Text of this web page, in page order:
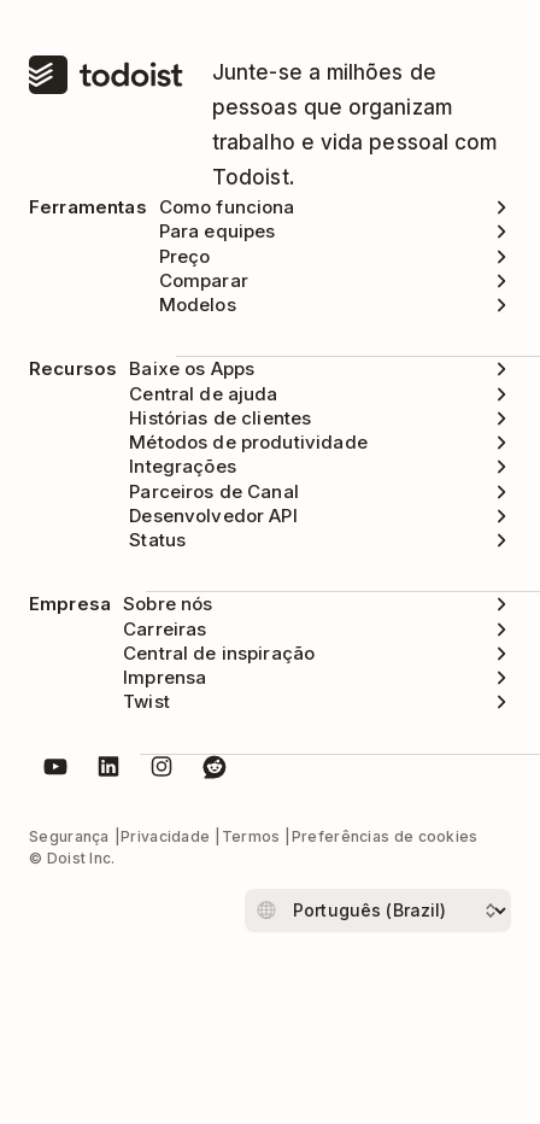
Junte-se a milhões de
pessoas que organizam
trabalho e vida pessoal com
Todoist.
Ferramentas
Como funciona
Para equipes
Preço
Comparar
Modelos
Recursos
Baixe os Apps
Central de ajuda
Histórias de clientes
Métodos de produtividade
Integrações
Parceiros de Canal
Desenvolvedor API
Status
Empresa Sobre nós
Carreiras
Central de inspiração
Imprensa
Twist
Segurança Privacidade Termos
Preferências de cookies
© Doist Inc.